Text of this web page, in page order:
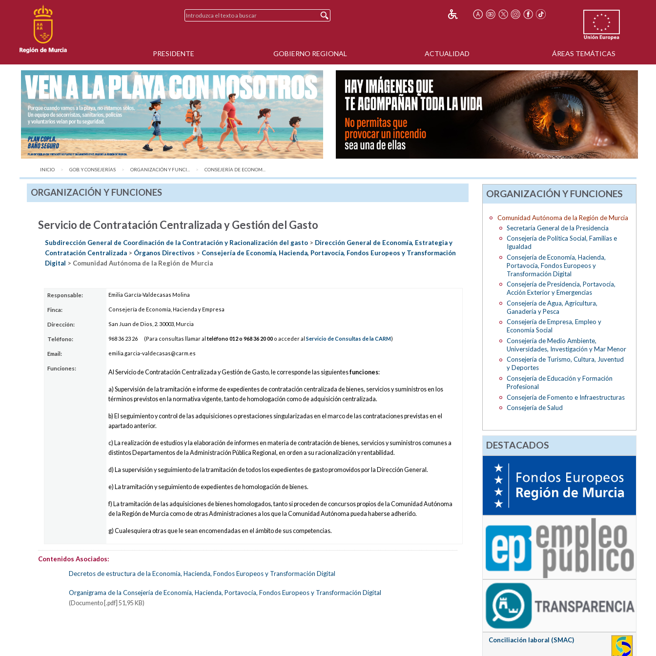
PRESIDENTE GOBIERNO REGIONAL ACTUALIDAD ÁREAS TEMÁTICAS
INICIO GOB. Y CONSEJERÍAS ORGANIZACIÓN Y FUNCI... AQUÍ:
CONSEJERÍA DE ECONOM...
ORGANIZACIÓN Y FUNCIONES
Servicio de Contratación Centralizada y Gestión del Gasto
Subdirección General de Coordinación de la Contratación y Racionalización del gasto> Dirección General de Economía, Estrategia y
Contratación Centralizada> Órganos Directivos > Consejería de Economía, Hacienda, Portavocía, Fondos Europeos y Transformación
Digital > Comunidad Autónoma de la Región de Murcia
Responsable: Emilia García-Valdecasas Molina
Finca: Consejería de Economía, Hacienda y Empresa
Dirección: San Juan de Dios, 2. 30003, Murcia
Teléfono: 968 36 23 26 (Para consultas llamar alteléfono 012 o 968 36 20 00 o acceder alServicio de Consultas de la CARM)
Email: emilia.garcia-va ldecasas@carm.es
Funciones:
Al Servicio de Contratación Centralizada y Gestión de Gasto, le corresponde las siguientesfunciones:
a) Supervisión de la tramitación e informe de expedientes de contratación centralizada de bienes, servicios y suministros en los
términos previstos en la normativa vigente, tanto de homologación como de adquisición centralizada.
b) El seguimiento y control de las adquisiciones o prestaciones singularizadas en el marco de las contrataciones previstas en el
apartado anterior.
c) La realización de estudios y la elaboración de informes en materia de contratación de bienes, servicios y suministros comunes a
distintos Departamentos de la Administración Pública Regional, en orden a su racionalización y rentabilidad.
d) La supervisión y seguimiento de la tramitación de todos los expedientes de gasto promovidos por la Dirección General.
e) La tramitación y seguimiento de expedientes de homologación de bienes.
f) La tramitación de las adquisiciones de bienes homologados, tanto si proceden de concursos propios de la Comunidad Autónoma
de la Región de Murcia como de otras Administraciones a los que la Comunidad Autónoma pueda haberse adherido.
g) Cualesquiera otras que le sean encomendadas en el ámbito de sus competencias.
Contenidos Asociados:
Decretos de estructura de la Economía, Hacienda, Fondos Europeos y Transformación Digital
Organigrama de la Consejería de Economía, Hacienda, Portavocía, Fondos Europeos y Transformación Digital
(Documento [.pdf] 51,95 KB)
ORGANIZACIÓN Y FUNCIONES
Comunidad Autónoma de la Región de Murcia
Secretaría General de la Presidencia
Consejería de Política Social, Familias e
Igualdad
Consejería de Economía, Hacienda,
Portavocía, Fondos Europeos y
Transformación Digital
Consejería de Presidencia, Portavocía,
Acción Exterior y Emergencias
Consejería de Agua, Agricultura,
Ganadería y Pesca
Consejería de Empresa, Empleo y
Economía Social
Consejería de Medio Ambiente,
Universidades, Investigación y Mar Menor
Consejería de Turismo, Cultura, Juventud
y Deportes
Consejería de Educación y Formación
Profesional
Consejería de Fomento e Infraestructuras
Consejería de Salud
DESTACADOS
Conciliación laboral (SMAC)